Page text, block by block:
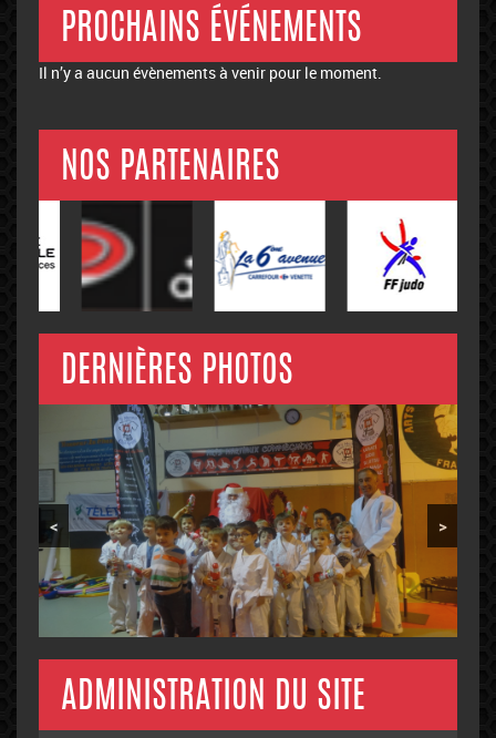
PROCHAINS ÉVÉNEMENTS
Il n’y a aucun évènements à venir pour le moment.
NOS PARTENAIRES
DERNIÈRES PHOTOS
< >
ADMINISTRATION DU SITE